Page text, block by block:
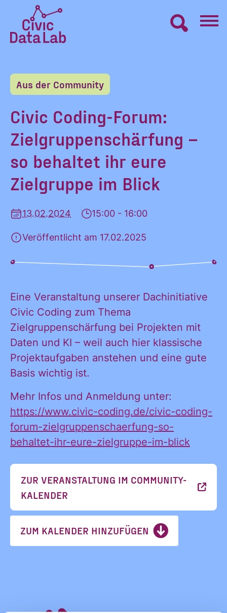
Inhalt
springen
Lab
Startseite
LERNEN
MACHEN
BLOG
ÜBER UNS
Aus der Community
Civic Coding-Forum:
Zielgruppenschärfung –
so behaltet ihr eure
Zielgruppe im Blick
13.02.2024 15:00 - 16:00
Veröffentlicht am 17.02.2025
Eine Veranstaltung unserer Dachinitiative
Civic Coding zum Thema
Zielgruppenschärfung bei Projekten mit
Daten und KI – weil auch hier klassische
Projektaufgaben anstehen und eine gute
Basis wichtig ist.
Mehr Infos und Anmeldung unter:
https://www.civic-coding.de/civic-coding-
forum-zielgruppenschaerfung-so-
behaltet-ihr-eure-zielgruppe-im-blick
ZUR VERANSTALTUNG IM COMMUNITY-
KALENDER
ZUM KALENDER HINZUFÜGEN
Ja, ich möchte
Informationen
und
Ankündigungen
des CDL direkt
in mein
persönliches
Postfach:
Ja, ich
möchte alle
und